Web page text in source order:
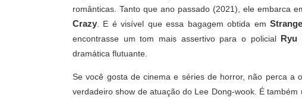
românticas. Tanto que ano passado (2021), ele embarca
Crazy . E é visível que essa bagagem obtida em
encontrasse um tom mais assertivo para o policial Ryu
dramática flutuante.
Se você gosta de cinema e séries de horror, não perca a
verdadeiro show de atuação do Lee Dong-wook. É